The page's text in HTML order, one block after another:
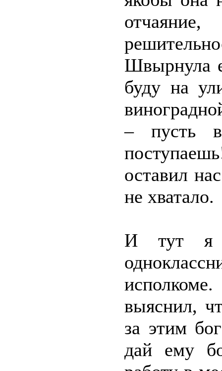
Швырнула
буду на
– пусть
оставил
не хватало.
И тут я
выяснил,
за этим
дай ему